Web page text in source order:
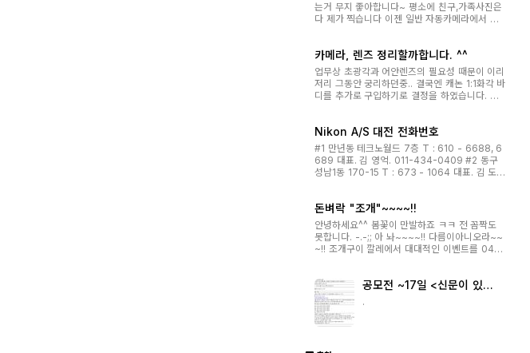
는거 무지 좋아합니다~ 평소에 친구,가족사진은
다 제가 찍습니다 이젠 일반 자동카메라에서 벗
2를 구입하여 나름대로 책두 사서 보구 인터넷에
서 배워보구 해보았지만 아직도 미숙...
카메라, 렌즈 정리할까합니다. ^^
업무상 초광각과 어안렌즈의 필요성 때문이 이리
저리 그동안 궁리하던중.. 결국엔 캐논 1:1화각 바
디를 추가로 구입하기로 결정을 하였습니다. 그
려팔려고 하다가.. 제가 요즘 지방에 계속 오가는
지라 택배로 오가는게 불편하기...
Nikon A/S 대전 전화번호
#1 만년동 테크노월드 7층 T : 610 - 6688, 6
689 대표. 김 영억. 011-434-0409 #2 동구
성남1동 170-15 T : 673 - 1064 대표. 김 도
돈벼락 "조개"~~~~!!
안녕하세요^^ 봄꽃이 만발하죠 ㅋㅋ 전 꼼짝도
못합니다. -.-;; 아 놔~~~~!! 다름이아니오라~~
~!! 조개구이 깔레에서 대대적인 이벤트를 04월
의 콘도를 35,000원에 이용할 수 있는 24평 콘
도 1박 이용권을 1테이블의 1권으로, 계산...
공모전 ~17일 <신문이 있는
.